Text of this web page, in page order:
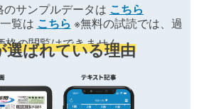
サンプルデータは こちら
覧は こちら ※無料の試読では、過
格の閲覧はできません
選ばれている理由